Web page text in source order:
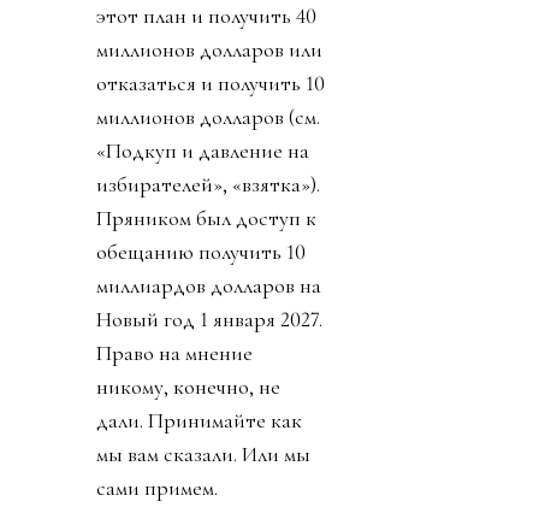
этот план и получить 40
миллионов долларов или
отказаться и получить 10
миллионов долларов (см.
«Подкуп и давление на
избирателей», «взятка»).
Пряником был доступ к
обещанию получить 10
миллиардов долларов на
Новый год 1 января 2027.
Право на мнение
никому, конечно, не
дали. Принимайте как
мы вам сказали. Или мы
сами примем.